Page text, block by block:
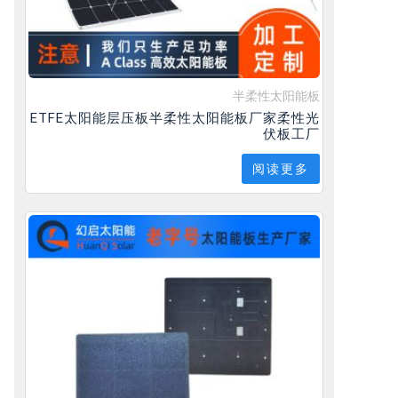
半柔性太阳能板
ETFE太阳能层压板半柔性太阳能板厂家柔性光
伏板工厂
阅读更多